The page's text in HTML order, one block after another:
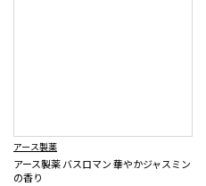
アース製薬
アース製薬 バスロマン 華やかジャスミン
の香り